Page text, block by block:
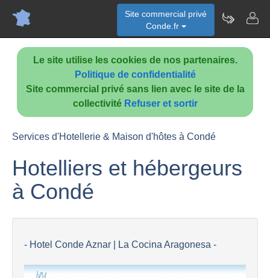
Le site utilise les cookies de nos partenaires.
Politique de confidentialité
Site commercial privé sans lien avec le site de la
collectivité Refuser et sortir
Site commercial privé
Conde.fr
Services d'Hotellerie & Maison d'hôtes à Condé
Hotelliers et hébergeurs
à Condé
- Hotel Conde Aznar | La Cocina Aragonesa -